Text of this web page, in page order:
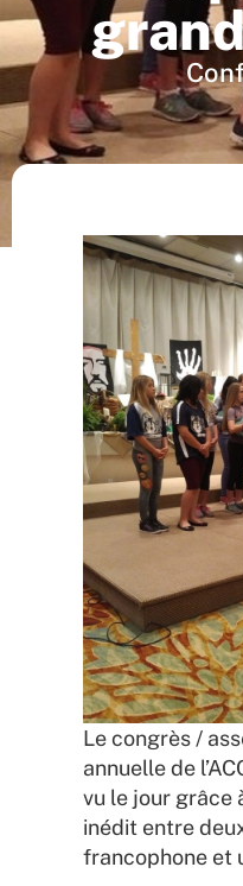
Le congrès /
annuelle de
vu le jour grâce
inédit entre
francophone et